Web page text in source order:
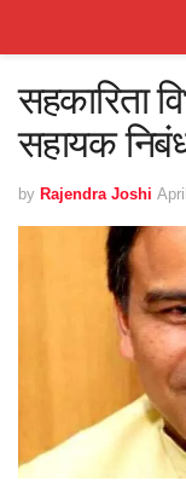
सहकारिता
सहायक
by Rajendra Joshi